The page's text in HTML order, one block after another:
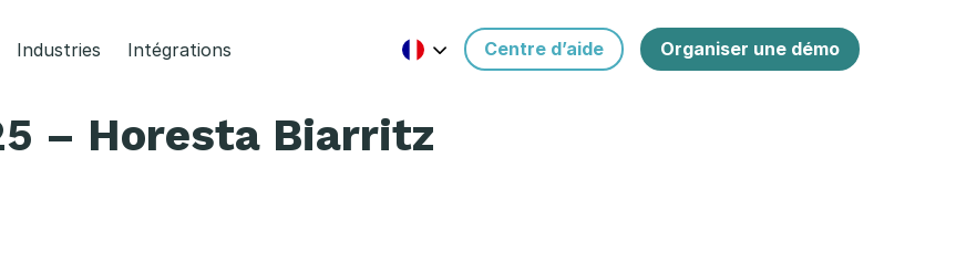
Industries Intégrations Centre d’aide Organiser une démo
– Horesta Biarritz